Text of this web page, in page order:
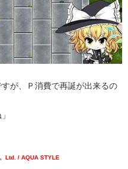
が、Ｐ消費で再誕が出来るの
Ltd. / AQUA STYLE